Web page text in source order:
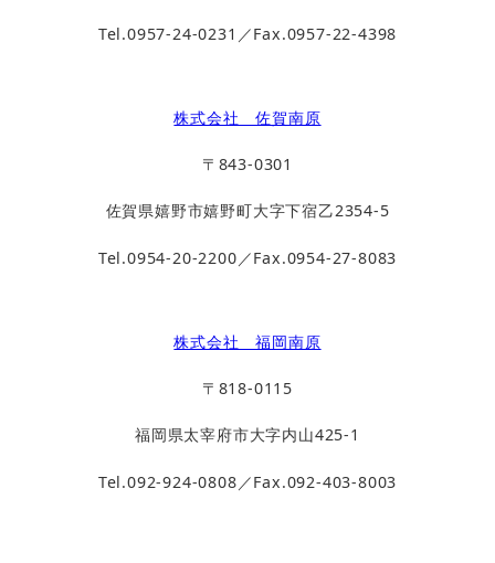
Tel.0957-24-0231／Fax.0957-22-4398
株式会社 佐賀南原
〒843-0301
佐賀県嬉野市嬉野町大字下宿乙2354-5
Tel.0954-20-2200／Fax.0954-27-8083
株式会社 福岡南原
〒818-0115
福岡県太宰府市大字内山425-1
Tel.092-924-0808／Fax.092-403-8003